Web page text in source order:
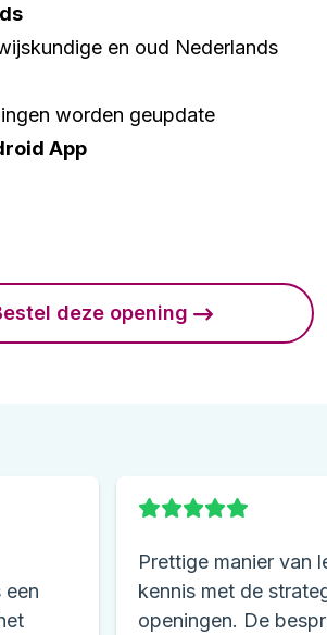
en oud Nederlands
worden geupdate
App
deze opening
een
Prettige manier van
kennis met de
openingen. De